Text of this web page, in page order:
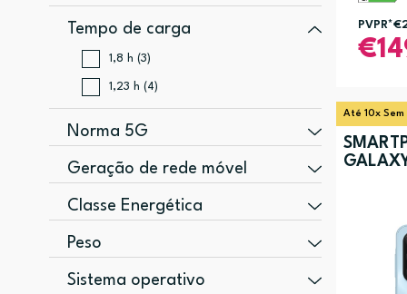
Tempo de carga
1,8 h (3)
1,23 h (4)
Norma 5G
Não suportado (8)
Sub6 TDD (5)
Geração de rede móvel
4G (8)
Classe Energética
Peso
Sistema operativo
PVPR*
Até 10x Sem